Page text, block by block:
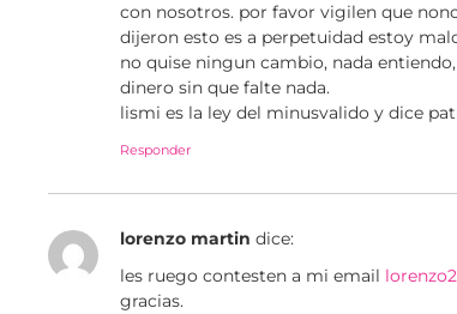
con nosotros. por favor vigilen que
dijeron esto es a perpetuidad estoy
no quise ningun cambio, nada
dinero sin que falte nada.
lismi es la ley del minusvalido y dice
Responder
lorenzo martin dice:
les ruego contesten a mi email
gracias.